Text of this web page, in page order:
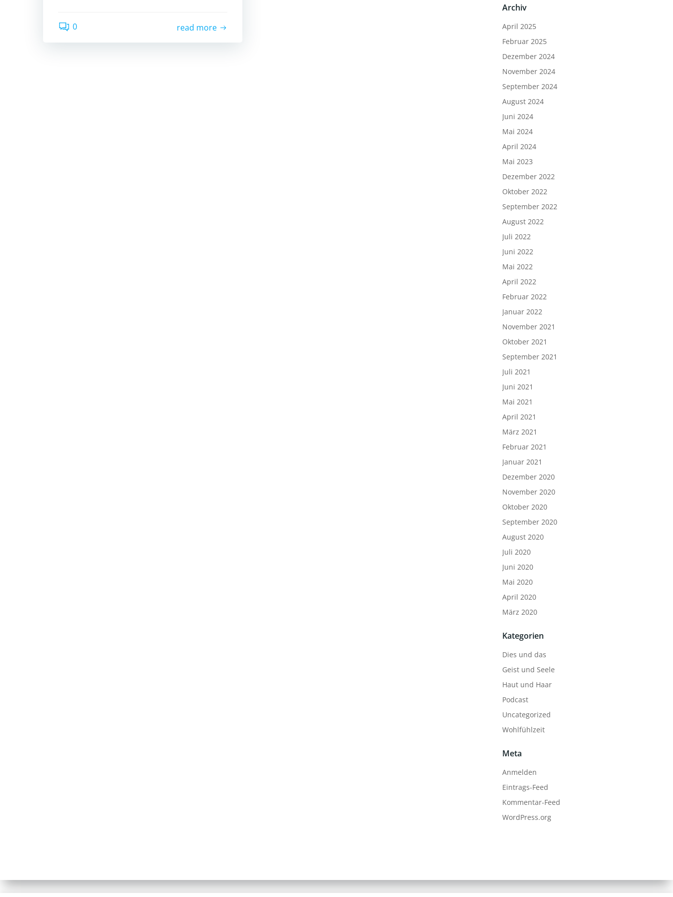
0 read more
Archiv
April 2025
Februar 2025
Dezember 2024
November 2024
September 2024
August 2024
Juni 2024
Mai 2024
April 2024
Mai 2023
Dezember 2022
Oktober 2022
September 2022
August 2022
Juli 2022
Juni 2022
Mai 2022
April 2022
Februar 2022
Januar 2022
November 2021
Oktober 2021
September 2021
Juli 2021
Juni 2021
Mai 2021
April 2021
März 2021
Februar 2021
Januar 2021
Dezember 2020
November 2020
Oktober 2020
September 2020
August 2020
Juli 2020
Juni 2020
Mai 2020
April 2020
März 2020
Kategorien
Dies und das
Geist und Seele
Haut und Haar
Podcast
Uncategorized
Wohlfühlzeit
Meta
Anmelden
Eintrags-Feed
Kommentar-Feed
WordPress.org